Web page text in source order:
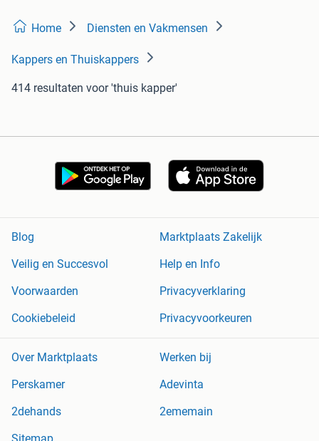
Home Diensten en Vakmensen
Kappers en Thuiskappers
414 resultaten voor 'thuis kapper'
Blog
Marktplaats Zakelijk
Veilig en Succesvol
Help en Info
Voorwaarden
Privacyverklaring
Cookiebeleid
Privacyvoorkeuren
Over Marktplaats
Werken bij
Perskamer
Adevinta
2dehands
2ememain